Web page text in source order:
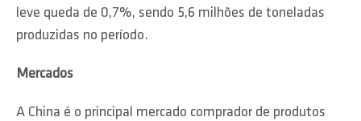
leve queda de 0,7%, sendo 5,6 milhões de toneladas
produzidas no período.
Mercados
A China é o principal mercado comprador de produtos